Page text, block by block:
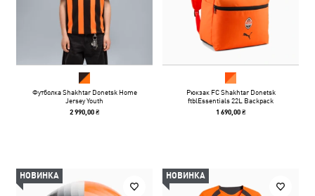
Футболка Shakhtar Donetsk Home
Jersey Youth
2 990,00 ₴
Рюкзак FC Shakhtar Donetsk
ftblEssentials 22L Backpack
1 690,00 ₴
НОВИНКА НОВИНКА